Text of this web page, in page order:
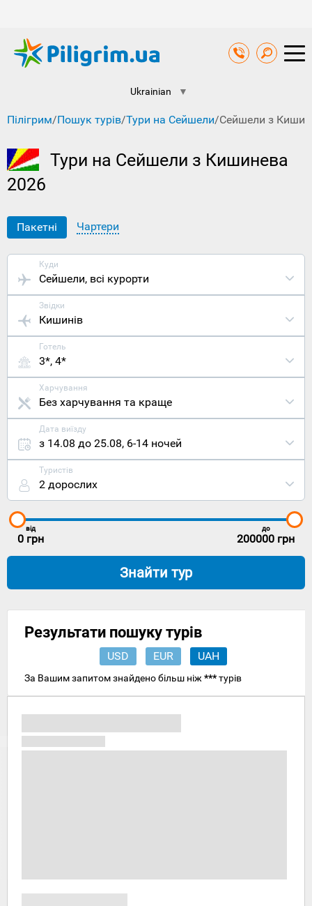
Ukrainian ▼
Пілігрим/Пошук турів/Тури на Сейшели/Сейшели з
Тури на Сейшели з Кишинева
2026
Пакетні Чартери
Куди
Сейшели, всі курорти
Звідки
Кишинів
Готель
3*, 4*
Харчування
Без харчування та краще
Дата виїзду
з 14.08 до 25.08, 6-14 ночей
Туристів
2 дорослих
від
0 грн
до
200000 грн
Знайти тур
Результати пошуку турів
USD EUR UAH
За Вашим запитом знайдено більш ніж ***турів